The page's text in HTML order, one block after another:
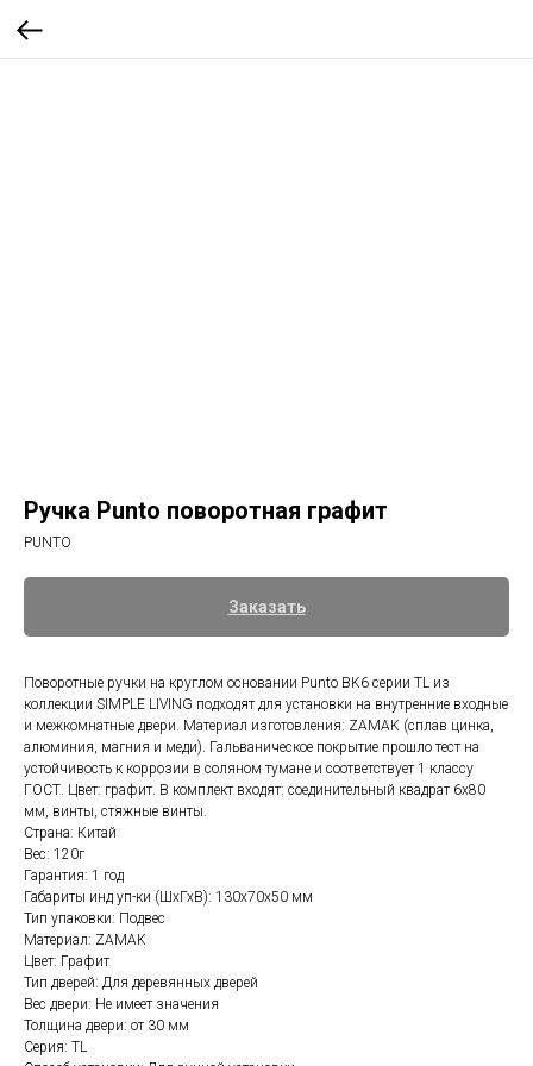
Ручка Punto поворотная графит
PUNTO
Заказать
Поворотные ручки на круглом основании Punto BK6 серии TL из
коллекции SIMPLE LIVING подходят для установки на внутренние входные
и межкомнатные двери. Материал изготовления: ZAMAK (сплав цинка,
алюминия, магния и меди). Гальваническое покрытие прошло тест на
устойчивость к коррозии в соляном тумане и соответствует 1 классу
ГОСТ. Цвет: графит. В комплект входят: соединительный квадрат 6x80
мм, винты, стяжные винты.
Страна: Китай
Вес: 120г
Гарантия: 1 год
Габариты инд уп-ки (ШхГхВ): 130x70x50 мм
Тип упаковки: Подвес
Материал: ZAMAK
Цвет: Графит
Тип дверей: Для деревянных дверей
Вес двери: Не имеет значения
Толщина двери: от 30 мм
Серия: TL